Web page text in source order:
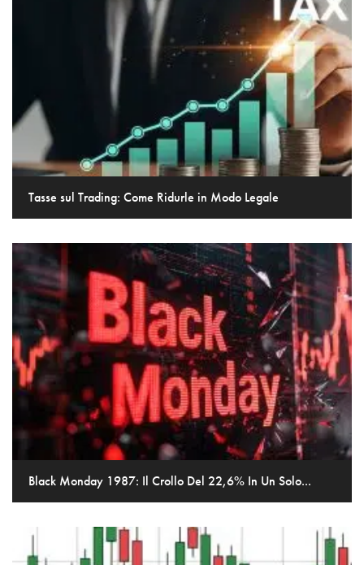
Tasse sul Trading: Come Ridurle in Modo Legale
Black Monday 1987: Il Crollo Del 22,6% In Un Solo...